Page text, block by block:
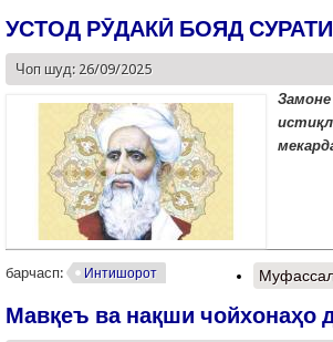
УСТОД РӮДАКӢ БОЯД
Чоп шуд: 26/09/2025
барчасп: Интишорот
Мавқеъ ва нақши чойхонаҳо